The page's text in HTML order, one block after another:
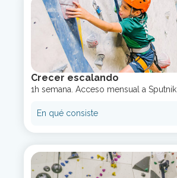
Crecer escalando
1h semana. Acceso mensual a Sputnik
En qué consiste